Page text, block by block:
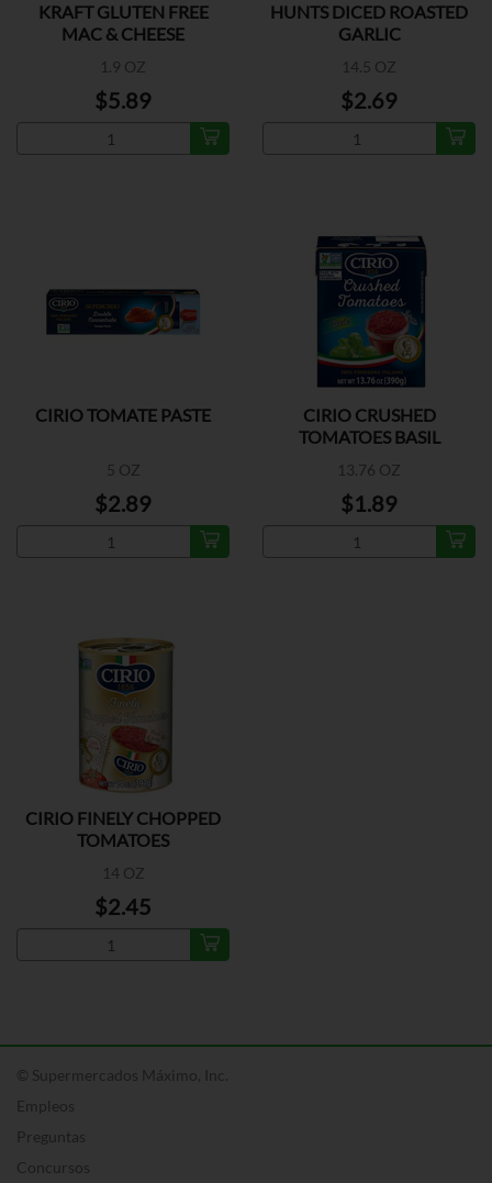
KRAFT GLUTEN FREE
MAC & CHEESE
1.9 OZ
$5.89
HUNTS DICED ROASTED
GARLIC
14.5 OZ
$2.69
CIRIO TOMATE PASTE
5 OZ
$2.89
CIRIO CRUSHED
TOMATOES BASIL
13.76 OZ
$1.89
CIRIO FINELY CHOPPED
TOMATOES
14 OZ
$2.45
© Supermercados Máximo, Inc.
Empleos
Preguntas
Concursos